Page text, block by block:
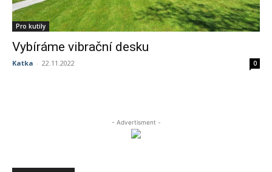
Pro kutily
Vybíráme vibrační desku
Katka - 22.11.2022 0
- Advertisment -